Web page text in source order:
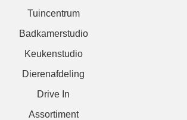
Tuincentrum
Badkamerstudio
Keukenstudio
Dierenafdeling
Drive In
Assortiment